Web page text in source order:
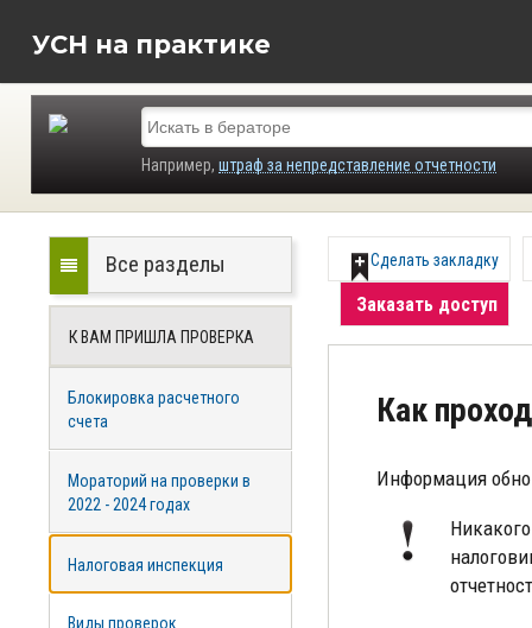
УСН на практике
Например, штраф за непредставление отчетности
Сделать закладку
Заказать доступ
Как
Информация
Все разделы
К ВАМ ПРИШЛА ПРОВЕРКА
Блокировка расчетного
счета
Мораторий на проверки в
2022 - 2024 годах
Налоговая инспекция
Виды проверок